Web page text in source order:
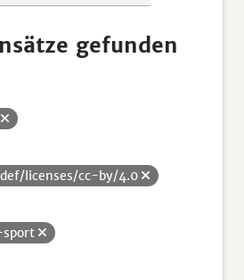
gefunden
licenses/cc-by/4.0